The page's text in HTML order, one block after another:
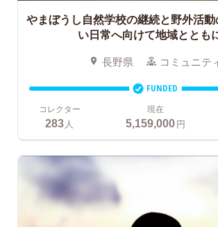
やまぼうし自然学校の継続と野外活
い日常へ向けて地域ととも
長野県 コミュニテ
FUNDED
コレクター
283人
現在
5,159,000円